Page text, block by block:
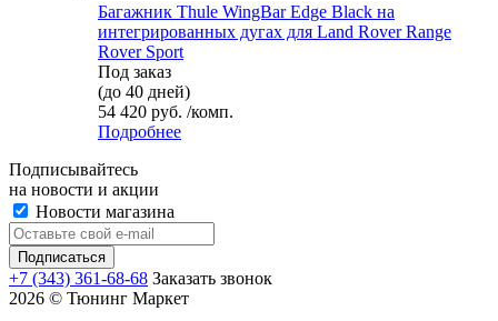
Багажник Thule WingBar Edge Black на
интегрированных дугах для Land Rover Range
Rover Sport
Под заказ
(до 40 дней)
54 420 руб. /комп.
Подробнее
Подписывайтесь
на новости и акции
Новости магазина
+7 (343) 361-68-68 Заказать звонок
2026 © Тюнинг Маркет